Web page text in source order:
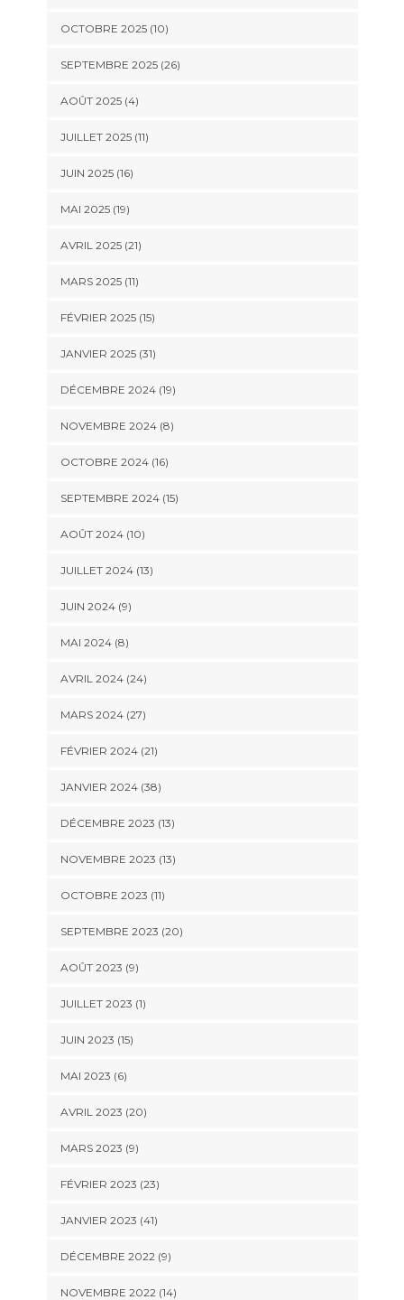
OCTOBRE 2025 (10)
SEPTEMBRE 2025 (26)
AOÛT 2025 (4)
JUILLET 2025 (11)
JUIN 2025 (16)
MAI 2025 (19)
AVRIL 2025 (21)
MARS 2025 (11)
FÉVRIER 2025 (15)
JANVIER 2025 (31)
DÉCEMBRE 2024 (19)
NOVEMBRE 2024 (8)
OCTOBRE 2024 (16)
SEPTEMBRE 2024 (15)
AOÛT 2024 (10)
JUILLET 2024 (13)
JUIN 2024 (9)
MAI 2024 (8)
AVRIL 2024 (24)
MARS 2024 (27)
FÉVRIER 2024 (21)
JANVIER 2024 (38)
DÉCEMBRE 2023 (13)
NOVEMBRE 2023 (13)
OCTOBRE 2023 (11)
SEPTEMBRE 2023 (20)
AOÛT 2023 (9)
JUILLET 2023 (1)
JUIN 2023 (15)
MAI 2023 (6)
AVRIL 2023 (20)
MARS 2023 (9)
FÉVRIER 2023 (23)
JANVIER 2023 (41)
DÉCEMBRE 2022 (9)
NOVEMBRE 2022 (14)